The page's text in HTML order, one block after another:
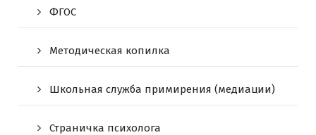
ФГОС
Методическая копилка
Школьная служба примирения (медиации)
Страничка психолога